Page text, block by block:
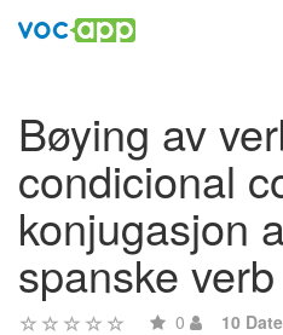
Bøying av
condicional
konjugasjon
spanske verb
0 10